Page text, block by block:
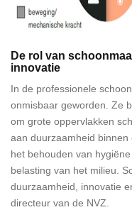
De rol van
innovatie
In de professionele
onmisbaar geworden. Ze
om grote oppervlakken
aan duurzaamheid
het behouden van
belasting van het milieu.
duurzaamheid, innovatie
directeur van de NVZ.